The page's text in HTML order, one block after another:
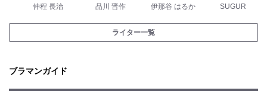
仲程 長治 品川 晋作 伊那谷 はるか SUGURU
ライター一覧
ブラマンガイド